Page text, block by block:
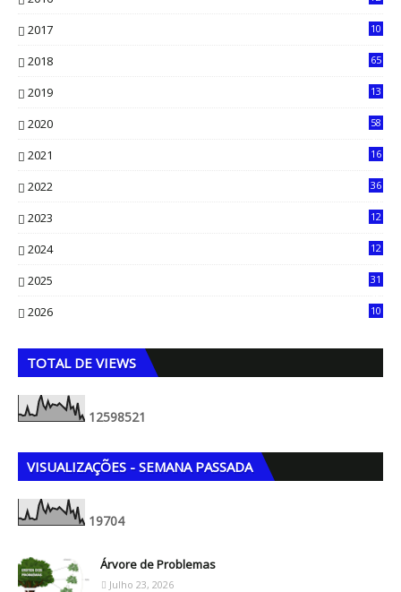
2017 10
2018 65
2019
13
2020
58
2021
16
2022
36
2023
12
2024
12
2025
31
2026
10
TOTAL DE VIEWS
12598521
VISUALIZAÇÕES - SEMANA PASSADA
19704
Árvore de Problemas
Julho 23, 2026